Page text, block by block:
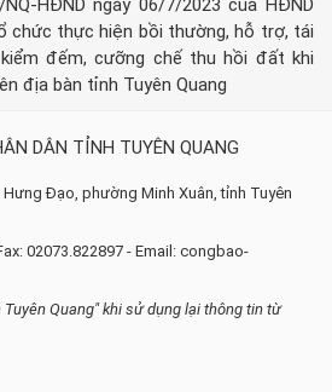
HĐND ngày 06/7/2023 của HĐND
chức thực hiện bồi thường, hỗ trợ, tái
đếm, cưỡng chế thu hồi đất khi
địa bàn tỉnh Tuyên Quang
DÂN TỈNH TUYÊN QUANG
Đạo, phường Minh Xuân, tỉnh Tuyên
02073.822897 - Email: congbao-
Tuyên Quang" khi sử dụng lại thông tin từ